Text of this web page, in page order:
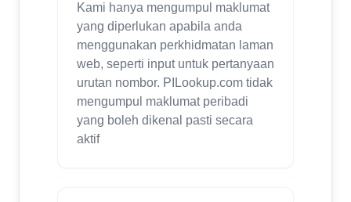
Kami hanya mengumpul maklumat
yang diperlukan apabila anda
menggunakan perkhidmatan laman
web, seperti input untuk pertanyaan
urutan nombor. PILookup.com tidak
mengumpul maklumat peribadi
yang boleh dikenal pasti secara
aktif